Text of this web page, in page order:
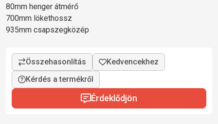
80mm henger átmérő
700mm lökethossz
935mm csapszegközép
Kérdés a termékről
Érdeklődjön